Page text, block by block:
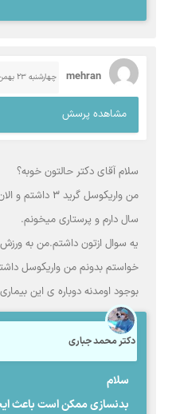
mehran چهارشنبه ۲۳ بهمن ۹۲( 1 دهه پیش)
مشاهده پرسش
سلام آقای دکتر حالتون خوبه؟
سال دارم و پرستاری میخونم.
یه سوال ازتون داشتم.من به
خواستم بدونم من واریکوسل
بوجود اومدنه دوباره ی این
دکتر محمد جباری
سلام
بدنسازی ممکن است باعث